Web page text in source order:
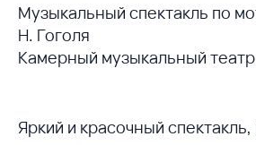
Музыкальный спектакль по
Н. Гоголя
Камерный музыкальный
Яркий и красочный